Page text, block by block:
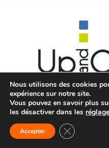
Nous utilisons des cookies
expérience sur notre site.
Vous pouvez en savoir plus
les désactiver dans les
Accepter Fermer la
1223 route